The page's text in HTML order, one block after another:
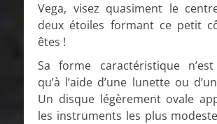
Vega, visez quasiment le
deux étoiles formant ce petit
êtes !
Sa forme caractéristique n’est
qu’à l’aide d’une lunette ou
Un disque légèrement ovale
les instruments les plus